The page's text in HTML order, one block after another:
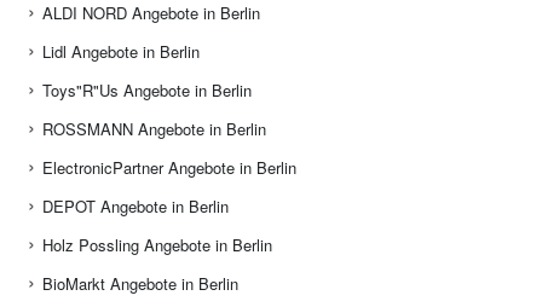
ALDI NORD Angebote in Berlin
Lidl Angebote in Berlin
Toys"R"Us Angebote in Berlin
ROSSMANN Angebote in Berlin
ElectronicPartner Angebote in Berlin
DEPOT Angebote in Berlin
Holz Possling Angebote in Berlin
BioMarkt Angebote in Berlin